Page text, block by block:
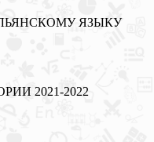
ЯЗЫКУ
2021-2022